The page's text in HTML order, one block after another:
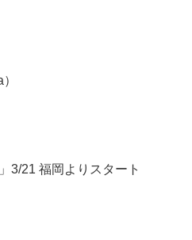
3/21 福岡よりスタート